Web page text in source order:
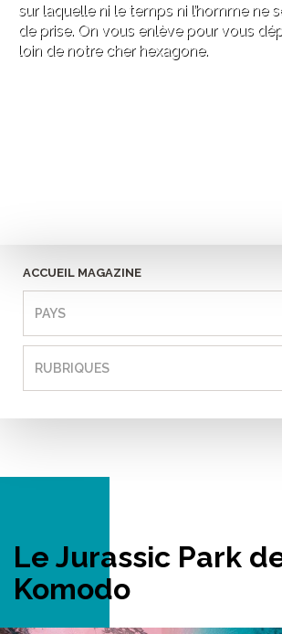
sur laquelle ni le temps ni l’homme ne
de prise. On vous enlève pour vous
loin de notre cher hexagone.
ACCUEIL MAGAZINE
Le Jurassic Park
Komodo